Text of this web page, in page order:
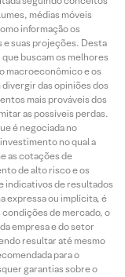
médias móveis
informação os
e suas projeções. Desta
buscam os melhores
macroeconômico e os
das opiniões dos
mais prováveis dos
as possíveis perdas.
é negociada no
no qual a
as cotações de
de alto risco e os
indicativos de resultados
expressa ou implícita, é
de mercado, o
empresa e do setor
resultar até mesmo
para o
garantias sobre o